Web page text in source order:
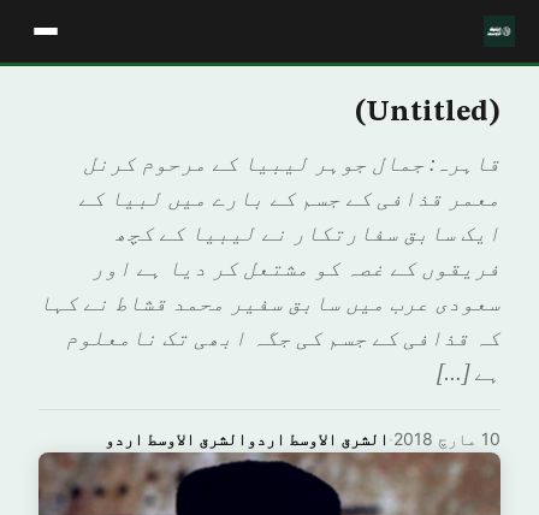
(Untitled)
قاہرہ: جمال جوہر لیبیا کے مرحوم کرنل
معمر قذافی کے جسم کے بارے میں لبیا کے
ایک سابق سفارتکار نے لیبیا کے کچھ
فریقوں کے غصہ کو مشتعل کر دیا ہے اور
سعودی عرب میں سابق سفیر محمد قشاط نے کہا
کہ قذافی کے جسم کی جگہ ابھی تک نامعلوم
ہے […]
الشرق الاوسط اردوالشرق الاوسط اردو · 10 مارچ 2018